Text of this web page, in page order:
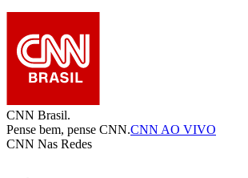
CNN Brasil.
Pense bem, pense CNN.CNN AO VIVO
CNN Nas Redes